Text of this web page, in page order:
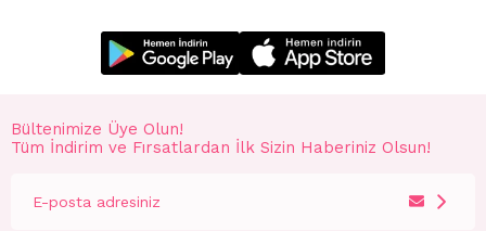
Bültenimize Üye Olun!
Tüm İndirim ve Fırsatlardan İlk Sizin Haberiniz Olsun!